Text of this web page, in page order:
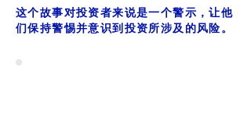
这个故事对投资者来说是一个警示，让他
们保持警惕并意识到投资所涉及的风险。